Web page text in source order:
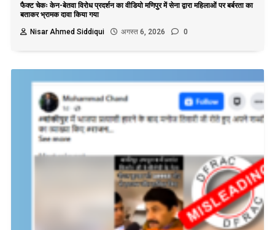
फैक्ट चेकः केन-बेतवा विरोध प्रदर्शन का वीडियो मणिपुर में सेना द्वारा महिलाओं पर बर्बरता का
बताकर भ्रामक दावा किया गया
Nisar Ahmed Siddiqui
अगस्त 6, 2026 0